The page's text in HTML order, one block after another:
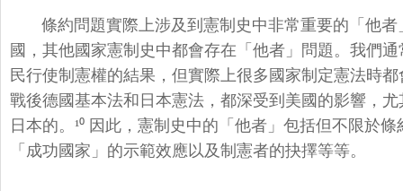
條約問題實際上涉及到憲制史中非常重要的「他者
國，其他國家憲制史中都會存在「 他者」問題。我們
民行使制憲權的結果， 但實際上很多國家制定憲法時
戰後德國基本法和日本憲法，都深受到美國的影響， 尤
日本的。¹⁰ 因此，憲制史中的「他者」包括但不限於
「成功國家」的示範效應以及制憲者的抉擇等等。